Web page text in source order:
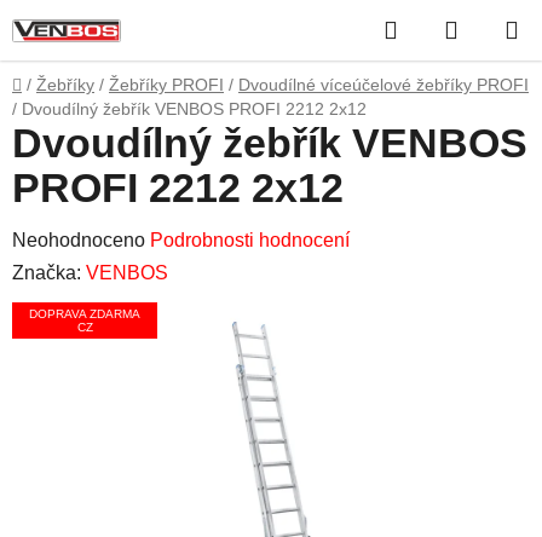
na
obsah
Hledat
KOŠÍK
Domů
/ Žebříky / Žebříky PROFI / Dvoudílné víceúčelové žebříky PROFI
/ Dvoudílný žebřík VENBOS PROFI 2212 2x12
Dvoudílný žebřík VENBOS
PROFI 2212 2x12
Průměrné
hodnocení
produktu
je
Neohodnoceno Podrobnosti hodnocení
Značka: VENBOS
DOPRAVA ZDARMA
CZ